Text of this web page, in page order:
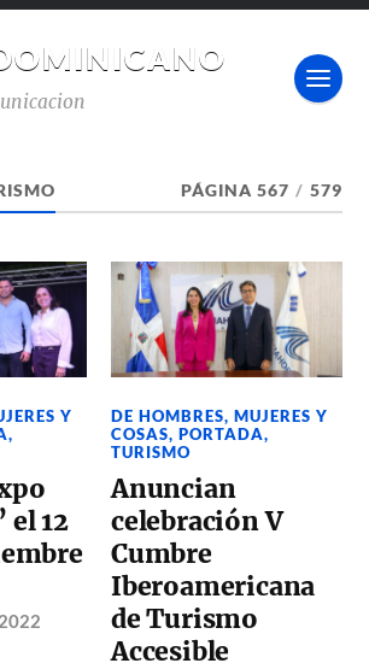
PÁGINA 567 / 579
Y
,
el 12
DE HOMBRES, MUJERES Y
COSAS,PORTADA,
TURISMO
Anuncian
celebración V
Cumbre
Iberoamericana
de Turismo
Accesible